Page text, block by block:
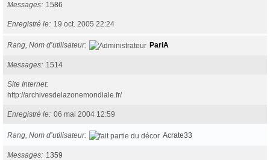
Messages 1586
Enregistré le 19 oct. 2005 22:24
Rang, Nom d’utilisateur PariA
Messages 1514
Site Internet
http://archivesdelazonemondiale.fr/
Enregistré le 06 mai 2004 12:59
Rang, Nom d’utilisateur Acrate33
Messages 1359